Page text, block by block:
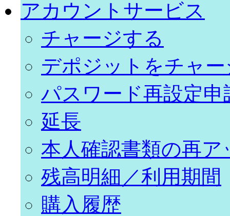
アカウントサービス
チャージする
デポジットをチャ
パスワード再設定申
延長
本人確認書類の再ア
残高明細／利用期間
購入履歴